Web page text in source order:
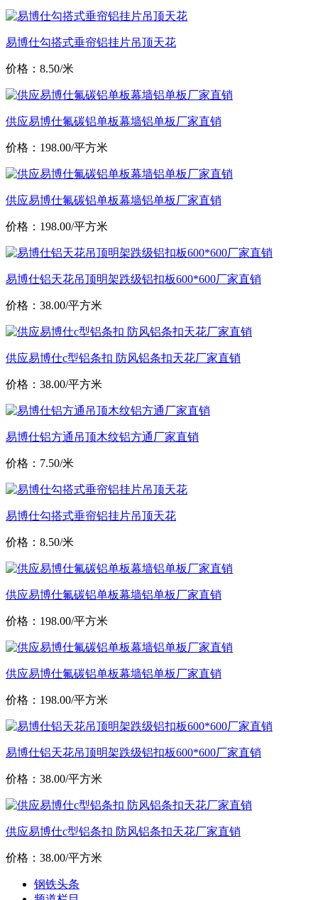
易博仕勾搭式垂帘铝挂片吊顶天花
价格：8.50/米
供应易博仕氟碳铝单板幕墙铝单板厂家直销
价格：198.00/平方米
供应易博仕氟碳铝单板幕墙铝单板厂家直销
价格：198.00/平方米
易博仕铝天花吊顶明架跌级铝扣板600*600厂家直销
价格：38.00/平方米
供应易博仕c型铝条扣 防风铝条扣天花厂家直销
价格：38.00/平方米
易博仕铝方通吊顶木纹铝方通厂家直销
价格：7.50/米
易博仕勾搭式垂帘铝挂片吊顶天花
价格：8.50/米
供应易博仕氟碳铝单板幕墙铝单板厂家直销
价格：198.00/平方米
供应易博仕氟碳铝单板幕墙铝单板厂家直销
价格：198.00/平方米
易博仕铝天花吊顶明架跌级铝扣板600*600厂家直销
价格：38.00/平方米
供应易博仕c型铝条扣 防风铝条扣天花厂家直销
价格：38.00/平方米
钢铁头条